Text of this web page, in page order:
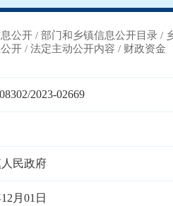
公开 / 部门和乡镇信息公开目录 /
开 / 法定主动公开内容 / 财政资金
2023-02669
民政府
月01日